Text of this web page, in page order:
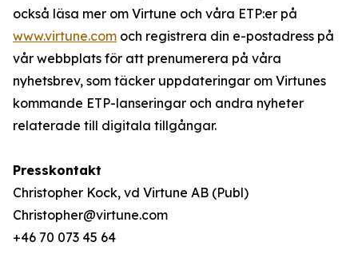
också läsa mer om Virtune och våra ETP:er på
www.virtune.com och registrera din e-postadress på
vår webbplats för att prenumerera på våra
nyhetsbrev, som täcker uppdateringar om Virtunes
kommande ETP-lanseringar och andra nyheter
relaterade till digitala tillgångar.
Presskontakt
Christopher Kock, vd Virtune AB (Publ)
Christopher@virtune.com
+46 70 073 45 64